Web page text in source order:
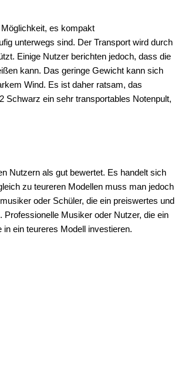
es kompakt
unterwegs sind. Der Transport wird durch
Einige Nutzer berichten jedoch, dass die
kann. Das geringe Gewicht kann sich
Wind. Es ist daher ratsam, das
Schwarz ein sehr transportables Notenpult,
Nutzern als gut bewertet. Es handelt sich
zu teureren Modellen muss man jedoch
oder Schüler, die ein preiswertes und
Musiker oder Nutzer, die ein
ein teureres Modell investieren.